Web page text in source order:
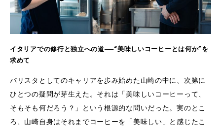
イタリアでの修行と独立への道──“美味しいコーヒーとは何か”を
求めて
バリスタとしてのキャリアを歩み始めた山崎の中に、次第に
ひとつの疑問が芽生えた。それは「美味しいコーヒーって、
そもそも何だろう？」という根源的な問いだった。実のとこ
ろ、山崎自身はそれまでコーヒーを「美味しい」と感じたこ